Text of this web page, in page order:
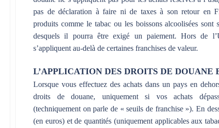
pas de déclaration à faire ni de taxes à son retour en
produits comme le tabac ou les boissons alcoolisées sont
desquels il pourra être exigé un paiement. Hors de
s’appliquent au-delà de certaines franchises de valeur.
L’APPLICATION DES DROITS DE DOUANE
Lorsque vous effectuez des achats dans un pays en
droits de douane, uniquement si vos achats
(techniquement on parle de « seuils de franchise »). En
(en euros) et de quantités (uniquement applicables aux